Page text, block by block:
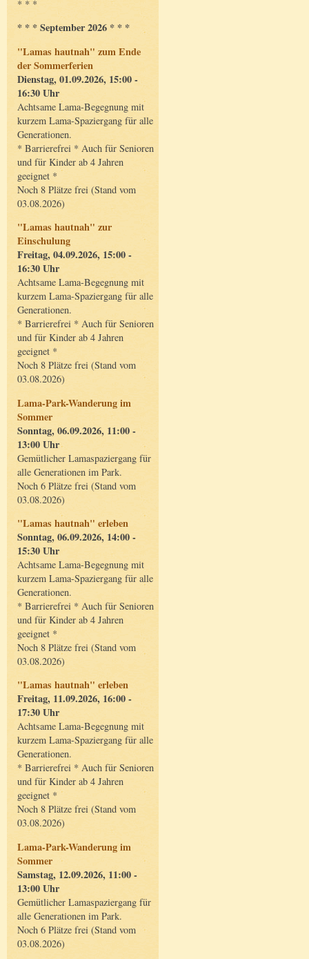
* * *
* * * September 2026 * * *
"Lamas hautnah" zum Ende
der Sommerferien
Dienstag, 01.09.2026, 15:00 -
16:30 Uhr
Achtsame Lama-Begegnung mit
kurzem Lama-Spaziergang für alle
Generationen.
* Barrierefrei * Auch für Senioren
und für Kinder ab 4 Jahren
geeignet *
Noch 8 Plätze frei (Stand vom
03.08.2026)
"Lamas hautnah" zur
Einschulung
Freitag, 04.09.2026, 15:00 -
16:30 Uhr
Achtsame Lama-Begegnung mit
kurzem Lama-Spaziergang für alle
Generationen.
* Barrierefrei * Auch für Senioren
und für Kinder ab 4 Jahren
geeignet *
Noch 8 Plätze frei (Stand vom
03.08.2026)
Lama-Park-Wanderung im
Sommer
Sonntag, 06.09.2026, 11:00 -
13:00 Uhr
Gemütlicher Lamaspaziergang für
alle Generationen im Park.
Noch 6 Plätze frei (Stand vom
03.08.2026)
"Lamas hautnah" erleben
Sonntag, 06.09.2026, 14:00 -
15:30 Uhr
Achtsame Lama-Begegnung mit
kurzem Lama-Spaziergang für alle
Generationen.
* Barrierefrei * Auch für Senioren
und für Kinder ab 4 Jahren
geeignet *
Noch 8 Plätze frei (Stand vom
03.08.2026)
"Lamas hautnah" erleben
Freitag, 11.09.2026, 16:00 -
17:30 Uhr
Achtsame Lama-Begegnung mit
kurzem Lama-Spaziergang für alle
Generationen.
* Barrierefrei * Auch für Senioren
und für Kinder ab 4 Jahren
geeignet *
Noch 8 Plätze frei (Stand vom
03.08.2026)
Lama-Park-Wanderung im
Sommer
Samstag, 12.09.2026, 11:00 -
13:00 Uhr
Gemütlicher Lamaspaziergang für
alle Generationen im Park.
Noch 6 Plätze frei (Stand vom
03.08.2026)